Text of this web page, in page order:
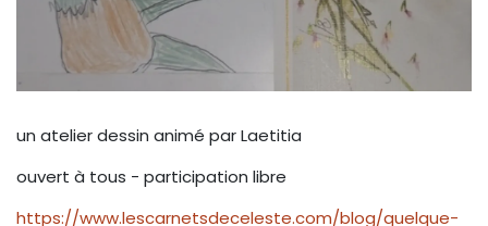
un atelier dessin animé par Laetitia
ouvert à tous - participation libre
https://www.lescarnetsdeceleste.com/blog/quelque-